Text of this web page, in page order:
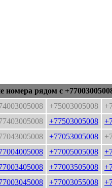
номера рядом с
+75003005008
+77503005008
+77053005008
+77005005008
+77003505008
+77003055008